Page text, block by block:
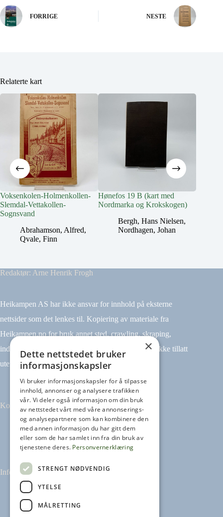
FORRIGE NESTE
Relaterte kart
Voksenkolen-Holmenkollen-
Slemdal-Vettakollen-
Sognsvand
Abrahamson, Alfred,
Qvale, Finn
Hønefos 19 B (kart med
Nordmarka og Krokskogen)
Bergh, Hans Nielsen,
Nordhagen, Johan
Redaktør: Arne Henrik Frogh
Heikampen AS har ikke ansvar for innhold på eksterne
nettsider som det lenkes til. Kopiering av materiale fra
Heikampen.no for bruk annet sted, crawling, skraping,
indeksering (for eksempel tekst og datamining) er ikke tillatt
uten avtale.
Kontakt
Tilbakemeldinger
kontakt@heikampen.no
Informasjon
Leseguide
Personvernerklæring
Informasjonskapsler
×
Dette nettstedet bruker
informasjonskapsler
Vi bruker informasjonskapsler for å tilpasse
innhold, annonser og analysere trafikken
vår. Vi deler også informasjon om din bruk
av nettstedet vårt med våre annonserings-
og analysepartnere som kan kombinere den
med annen informasjon du har gitt dem
eller som de har samlet inn fra din bruk av
tjenestene deres. Personvernerklæring
STRENGT NØDVENDIG
YTELSE
MÅLRETTING